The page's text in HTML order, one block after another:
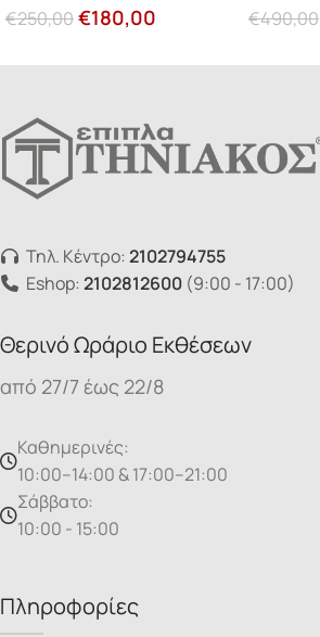
€250,00€180,00 €490,00
Τηλ. Κέντρο: 2102794755
Eshop: 2102812600 (9:00 - 17:00)
Θερινό Ωράριο Εκθέσεων
από 27/7 έως 22/8
Καθημερινές:
10:00–14:00 & 17:00–21:00
Σάββατο:
10:00 - 15:00
Πληροφορίες